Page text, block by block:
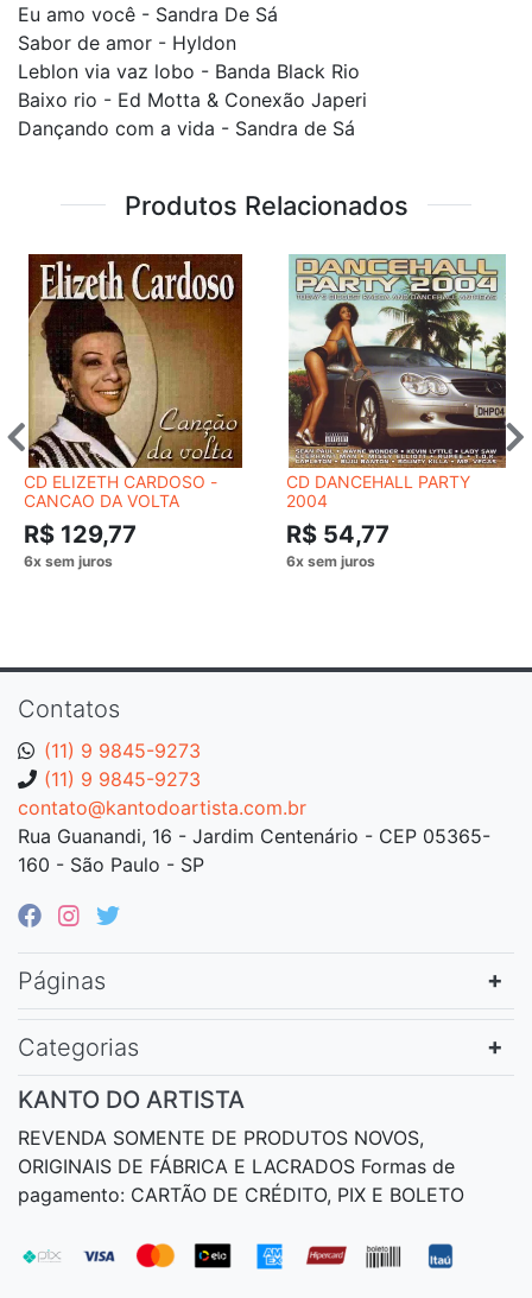
Eu amo você - Sandra De Sá
Sabor de amor - Hyldon
Leblon via vaz lobo - Banda Black Rio
Baixo rio - Ed Motta & Conexão Japeri
Dançando com a vida - Sandra de Sá
Produtos Relacionados
CD ELIZETH CARDOSO -
CANCAO DA VOLTA
R$ 129,77
CD DANCEHALL PARTY
2004
R$ 54,77
Contatos
(11) 9 9845-9273
(11) 9 9845-9273
contato@kantodoartista.com.br
Rua Guanandi, 16 - Jardim Centenário - CEP 05365-
160 - São Paulo - SP
Páginas
Categorias
KANTO DO ARTISTA
REVENDA SOMENTE DE PRODUTOS NOVOS,
ORIGINAIS DE FÁBRICA E LACRADOS Formas de
pagamento: CARTÃO DE CRÉDITO, PIX E BOLETO